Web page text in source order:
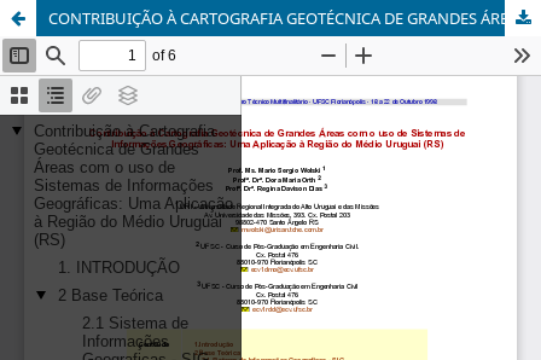
CONTRIBUIÇÃO À CARTOGRAFIA GEOTÉCNICA DE GRANDES ÁREAS COM O USO DE SISTEMAS DE INFORMAÇÕES GEOGRÁFICAS: Uma aplicação à região do médio Uruguai(RS)